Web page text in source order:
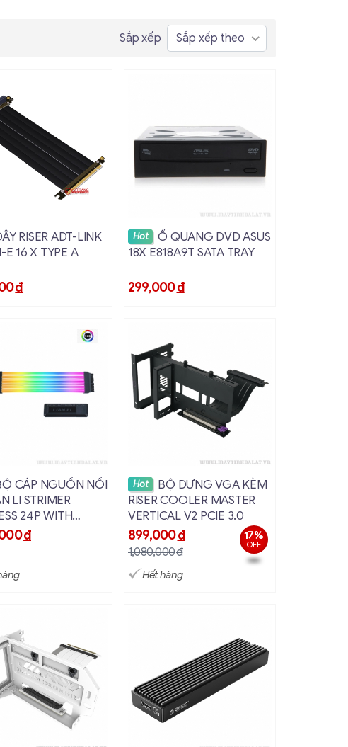
Sắp xếp Sắp xếp theo
Xem chi tiết
RISER ADT-LINK
E 16 X TYPE A
đ
Xem chi tiết
Hot
Ổ QUANG DVD ASUS
18X E818A9T SATA TRAY
299,000đ
Xem chi tiết
CÁP NGUỒN NỐI
LI STRIMER
24P WITH
đ
Xem chi tiết
Hot
BỘ DỰNG VGA KÈM
RISER COOLER MASTER
VERTICAL V2 PCIE 3.0
899,000đ
1,080,000đ
17%
OFF
Hết hàng